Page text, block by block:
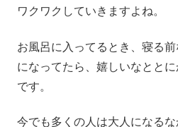
ワクワクしていきますよね。
お風呂に入ってるとき、寝る
になってたら、嬉しいなとと
です。
今でも多くの人は大人になる